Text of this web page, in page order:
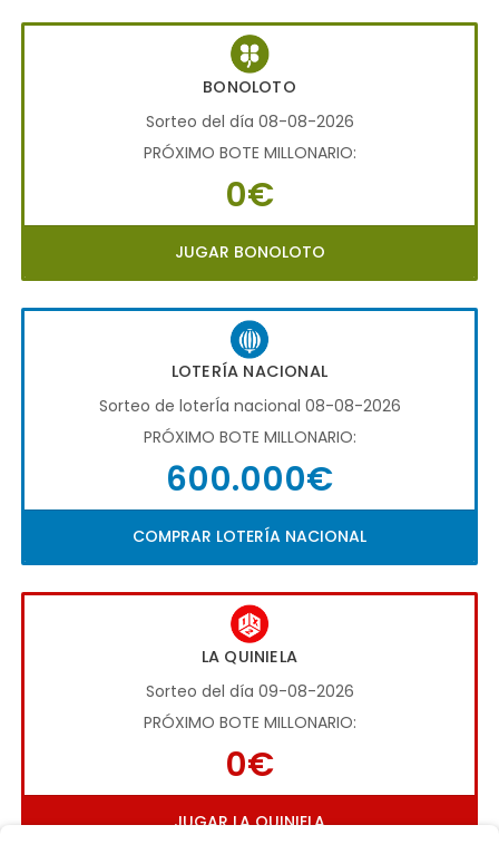
BONOLOTO
Sorteo del día 08-08-2026
PRÓXIMO BOTE MILLONARIO:
0€
JUGAR BONOLOTO
LOTERÍA NACIONAL
Sorteo de loterÍa nacional 08-08-2026
PRÓXIMO BOTE MILLONARIO:
600.000€
COMPRAR LOTERÍA NACIONAL
LA QUINIELA
Sorteo del día 09-08-2026
PRÓXIMO BOTE MILLONARIO:
0€
JUGAR LA QUINIELA